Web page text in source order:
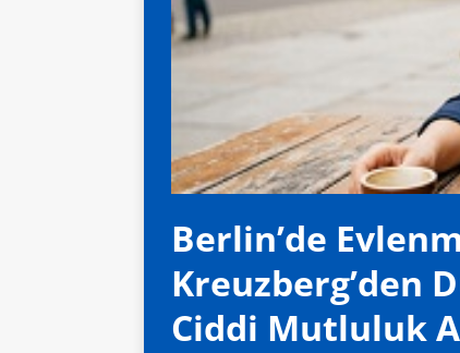
Berlin’de
Kreuzberg’den
Ciddi Mutluluk